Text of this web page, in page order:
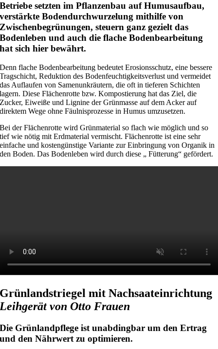
Betriebe setzten im Pflanzenbau auf Humusaufbau,
verstärkte Bodendurchwurzelung mithilfe von
Zwischenbegrünungen, steuern ganz gezielt das
Bodenleben und auch die flache Bodenbearbeitung
hat sich hier bewährt.
Denn flache Bodenbearbeitung bedeutet Erosionsschutz, eine bessere
Tragschicht, Reduktion des Bodenfeuchtigkeitsverlust und vermeidet
das Auflaufen von Samenunkräutern, die oft in tieferen Schichten
lagern. Diese Flächenrotte bzw. Kompostierung hat das Ziel, die
Zucker, Eiweiße und Lignine der Grünmasse auf dem Acker auf
direktem Wege ohne Fäulnisprozesse in Humus umzusetzen.
Bei der Flächenrotte wird Grünmaterial so flach wie möglich und so
tief wie nötig mit Erdmaterial vermischt. Flächenrotte ist eine sehr
einfache und kostengünstige Variante zur Einbringung von Organik in
den Boden. Das Bodenleben wird durch diese „ Fütterung“ gefördert.
Grünlandstriegel mit Nachsaateinrichtung
Leihgerät von Otto Frauen
Die Grünlandpflege ist unabdingbar um den Ertrag
und den Nährwert zu optimieren.